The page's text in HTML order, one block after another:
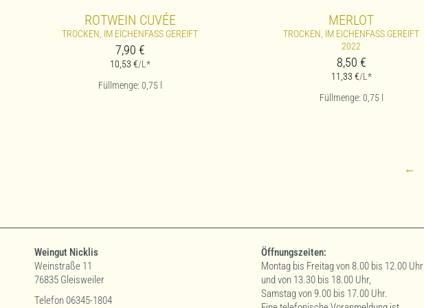
ROTWEIN CUVÉE
TROCKEN, IM EICHENFASS GEREIFT
7,90 €
10,53 €/L*
Füllmenge: 0,75
MERLOT
TROCKEN, IM EICHENFASS GEREIFT
2022
8,50 €
11,33 €/L*
Füllmenge: 0,75
←
Weingut Nicklis
Weinstraße 11
76835 Gleisweiler
Telefon 06345-1804
Öffnungszeiten:
Montag bis Freitag von 8.00 bis 12.00 Uhr
und von 13.30 bis 18.00 Uhr,
Samstag von 9.00 bis 17.00 Uhr.